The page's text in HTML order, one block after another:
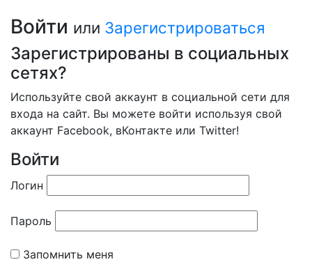
Войти или Зарегистрироваться
Зарегистрированы в социальных
сетях?
Используйте свой аккаунт в социальной сети для
входа на сайт. Вы можете войти используя свой
аккаунт Facebook, вКонтакте или Twitter!
Войти
Логин
Пароль
Запомнить меня